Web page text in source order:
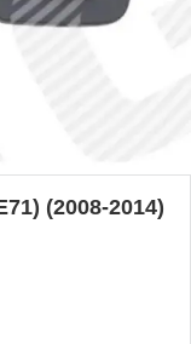
(2008-2014)